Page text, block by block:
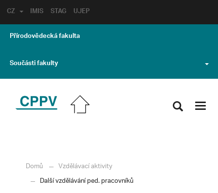
IMIS STAG UJEP
CZ
Přírodovědecká fakulta
Součásti fakulty
Domů
Vzdělávací aktivity
Další vzdělávání ped. pracovníků